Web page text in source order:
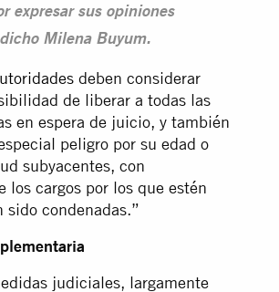
expresar sus opiniones
Milena Buyum.
deben considerar
de liberar a todas las
en espera de juicio, y también
peligro por su edad o
subyacentes, con
los cargos por los que estén
sido condenadas.”
judiciales, largamente